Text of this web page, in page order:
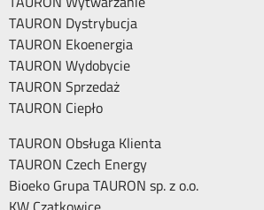
TAURON Dystrybucja
TAURON Ekoenergia
TAURON Wydobycie
TAURON Sprzedaż
TAURON Ciepło
TAURON Obsługa Klienta
TAURON Czech Energy
Bioeko Grupa TAURON sp. z o.o.